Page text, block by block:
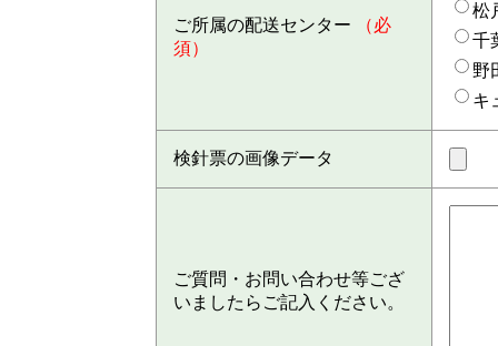
ご所属の配送センター
（必
須）
松
千
野
キ
検針票の画像データ
ご質問・お問い合わせ等ござ
いましたらご記入ください。